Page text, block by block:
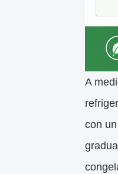
A
con